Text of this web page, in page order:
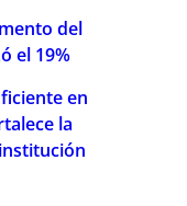
del
el 19%
en
la